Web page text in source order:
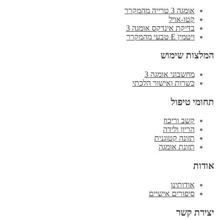
אומגה 3 טרייה מהמקרר
קטו-אויל
בדיקת אינדקס אומגה 3
ויטמין E טבעי מהמקרר
המלצות שימוש
מחשבוני אומגה 3
כשרות ואישור הלכתי
תחומי טיפול
קשב וריכוז
הריון ולידה
תזונה קטוגנית
תזונת אומגה
אודות
אודותינו
סיפורים אישיים
יצירת קשר